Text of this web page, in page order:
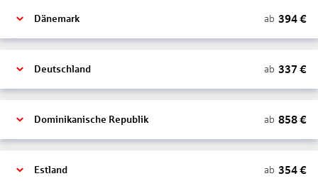
Dänemark ab 394€
Deutschland ab 337 €
Dominikanische Republik ab 858€
Estland ab 354€